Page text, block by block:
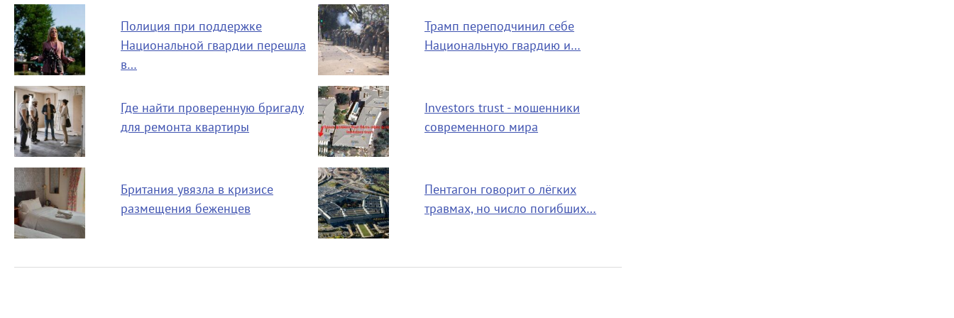
Полиция при поддержке
Национальной гвардии перешла
в…
Трамп переподчинил себе
Национальную гвардию и…
Где найти проверенную бригаду
для ремонта квартиры
Investors trust - мошенники
современного мира
Британия увязла в кризисе
размещения беженцев
Пентагон говорит о лёгких
травмах, но число погибших…